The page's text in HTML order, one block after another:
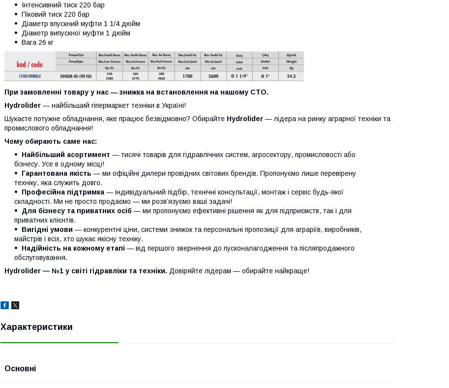
Інтенсивний тиск 220 бар
Піковий тиск 220 бар
Діаметр впускний муфти 1 1/4 дюйм
Діаметр випускної муфти 1 дюйм
Вага 26 кг
При замовленні товару у нас ― знижка на встановлення на нашому СТО.
Hydrolider — найбільший гіпермаркет техніки в Україні!
Шукаєте потужне обладнання, яке працює безвідмовно? Обирайте Hydrolider — лідера на ринку аграрної техніки та
промислового обладнання!
Чому обирають саме нас:
Найбільший асортимент — тисячі товарів для гідравлічних систем, агросектору, промисловості або
бізнесу. Усе в одному місці!
Гарантована якість — ми офіційні дилери провідних світових брендів. Пропонуємо лише перевірену
техніку, яка служить довго.
Професійна підтримка — індивідуальний підбір, технічні консультації, монтаж і сервіс будь-якої
складності. Ми не просто продаємо — ми розв’язуємо ваші задачі!
Для бізнесу та приватних осіб — ми пропонуємо ефективні рішення як для підприємств, так і для
приватних клієнтів.
Вигідні умови — конкурентні ціни, системи знижок та персональні пропозиції для аграріїв, виробників,
майстрів і всіх, хто шукає якісну техніку.
Надійність на кожному етапі — від першого звернення до пусконалагодження та післяпродажного
обслуговування.
Hydrolider — №1 у світі гідравліки та техніки. Довіряйте лідерам — обирайте найкраще!
Характеристики
Основні